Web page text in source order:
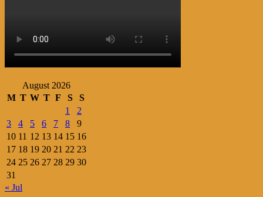
August 2026
M T W T F S
S
1
2
3
4 5 6 7 8
9
10 11 12 13 14 15 16
17 18 19 20 21 22 23
24 25 26 27 28 29 30
31
« Jul